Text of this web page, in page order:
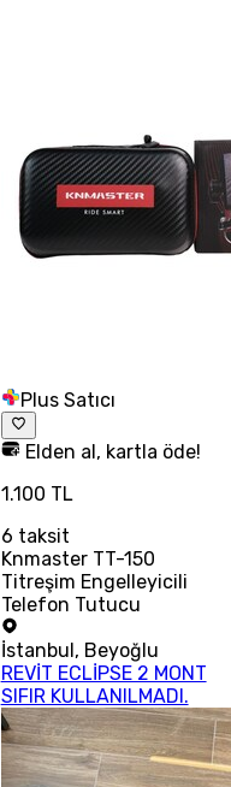
Plus Satıcı
Elden al, kartla öde!
1.100 TL
6 taksit
Knmaster TT-150
Titreşim Engelleyicili
Telefon Tutucu
İstanbul, Beyoğlu
REVİT ECLİPSE 2 MONT
SIFIR KULLANILMADI.